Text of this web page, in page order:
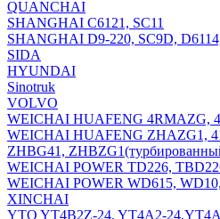
QUANCHAI
SHANGHAI C6121, SC11
SHANGHAI D9-220, SC9D,
SIDA
HYUNDAI
Sinotruk
VOLVO
WEICHAI HUAFENG 4RMAZG,
WEICHAI HUAFENG ZHAZG1,
ZHBG41,
WEICHAI POWER TD226,
WEICHAI POWER WD615,
XINCHAI
YTO YT4B2Z-24, YT4A2-